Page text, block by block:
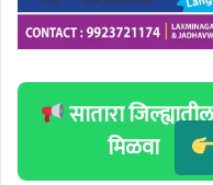
सातारा
मिळवा